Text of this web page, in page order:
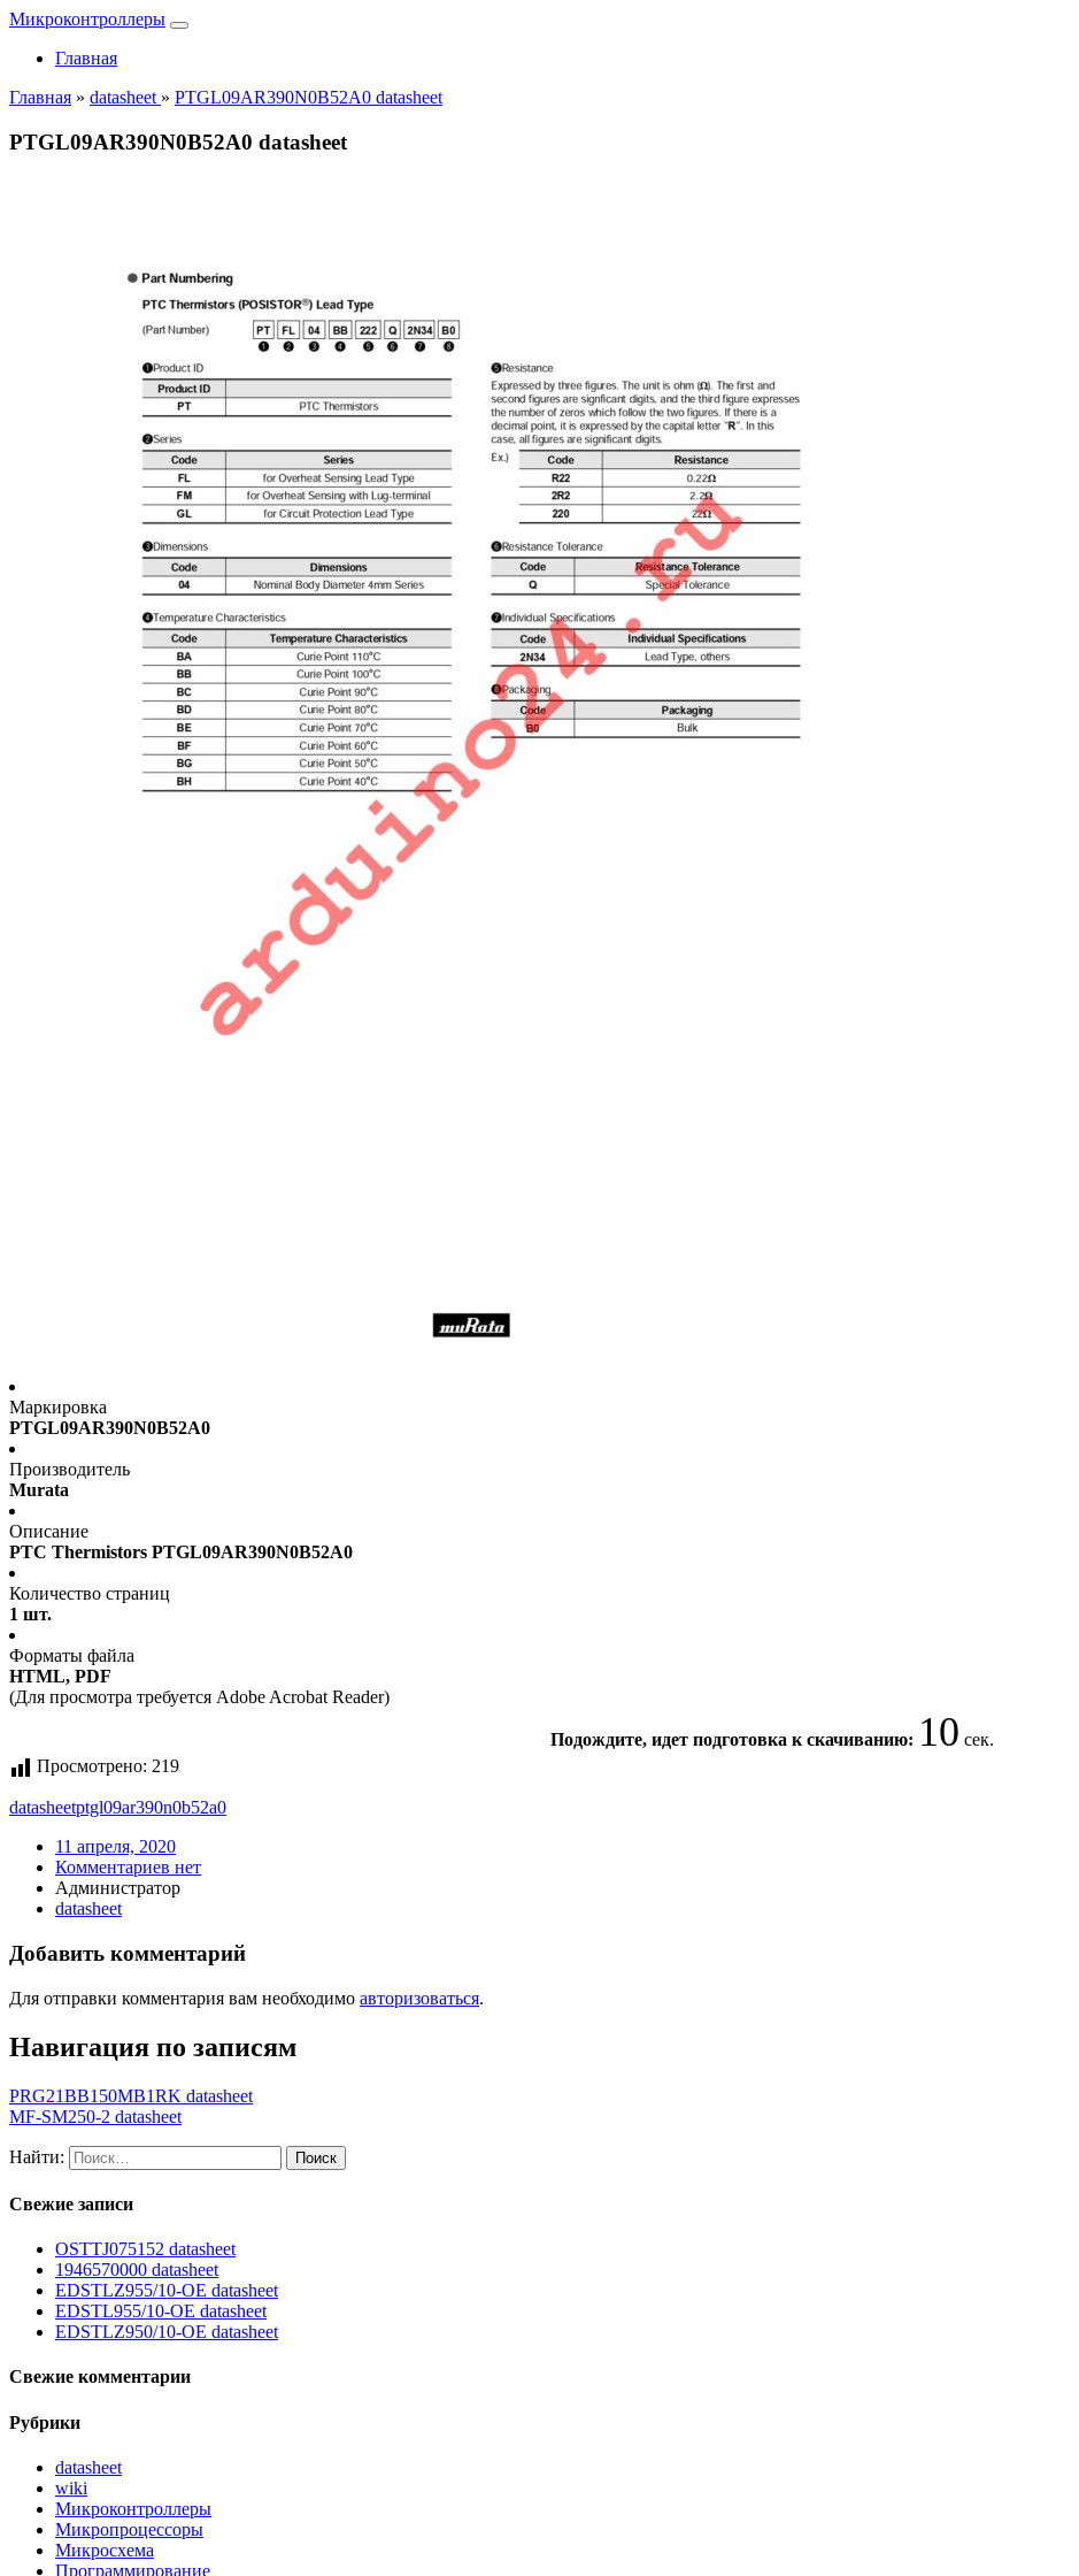
Микроконтроллеры
Главная
Главная » datasheet » PTGL09AR390N0B52A0 datasheet
PTGL09AR390N0B52A0 datasheet
Маркировка
PTGL09AR390N0B52A0
Производитель
Murata
Описание
PTC Thermistors PTGL09AR390N0B52A0
Количество страниц
1 шт.
Форматы файла
HTML, PDF
(Для просмотра требуется Adobe Acrobat Reader)
Подождите, идет подготовка к скачиванию: 10 сек.
Просмотрено: 219
datasheetptgl09ar390n0b52a0
11 апреля, 2020
Комментариев нет
Администратор
datasheet
Добавить комментарий
Для отправки комментария вам необходимо авторизоваться.
Навигация по записям
PRG21BB150MB1RK datasheet
MF-SM250-2 datasheet
Найти:
Свежие записи
OSTTJ075152 datasheet
1946570000 datasheet
EDSTLZ955/10-OE datasheet
EDSTL955/10-OE datasheet
EDSTLZ950/10-OE datasheet
Свежие комментарии
Рубрики
datasheet
wiki
Микроконтроллеры
Микропроцессоры
Микросхема
Программирование